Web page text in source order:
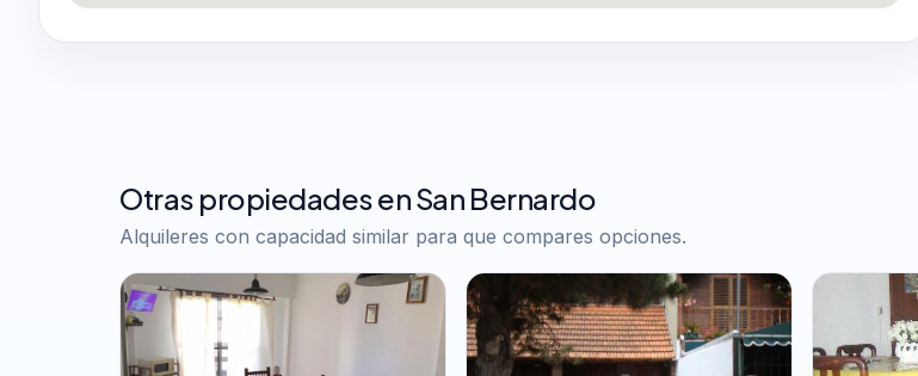
Otras propiedades en San Bernardo
Alquileres con capacidad similar para que compares opciones.